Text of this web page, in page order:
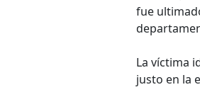
fue
La víctima
justo en la